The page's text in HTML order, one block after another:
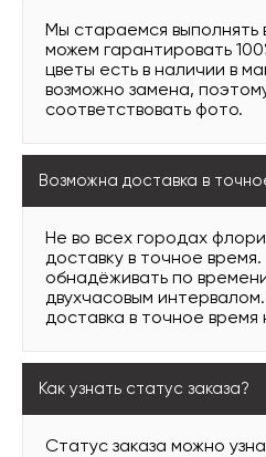
Мы стараемся выполнять
можем гарантировать
цветы есть в наличии в
возможно замена,
соответствовать фото.
Возможна доставка в
Не во всех городах
доставку в точное
обнадёживать по
двухчасовым
доставка в точное время
Как узнать статус заказа?
Статус заказа можно